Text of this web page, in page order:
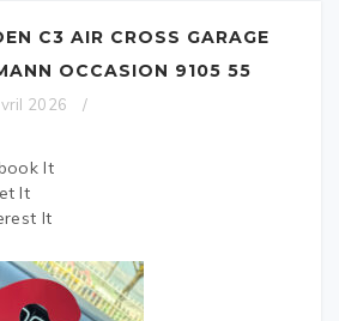
C3 AIR CROSS GARAGE
OCCASION 9105 55
2026 /
It
It
It